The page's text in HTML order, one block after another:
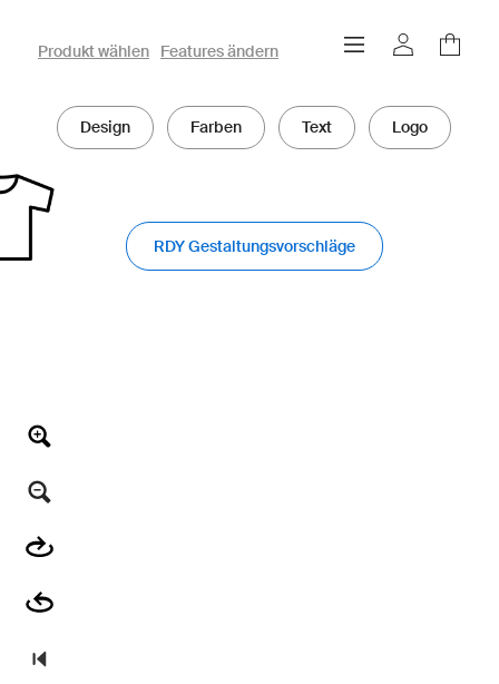
owayo 3D-Konfigurator
Produkt wählen Features ändern
Design Farben Text Logo
RDY Gestaltungsvorschläge